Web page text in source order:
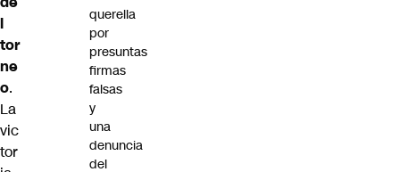
l
tor
ne
o.
La
vic
tor
querella
por
presuntas
firmas
falsas
y
una
denuncia
del